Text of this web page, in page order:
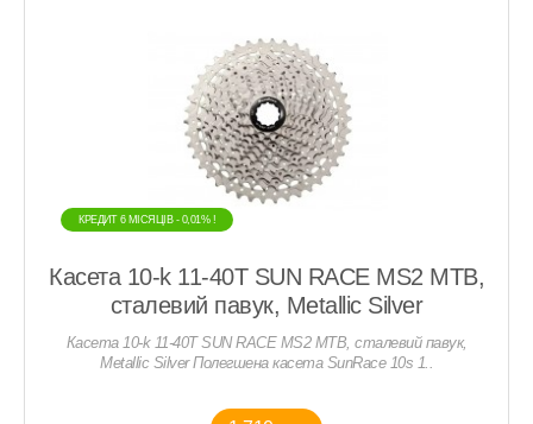
КРЕДИТ 6 МIСЯЦIВ - 0,01% !
Касета 10-k 11-40T SUN RACE MS2 MTB,
сталевий павук, Metallic Silver
Касета 10-k 11-40T SUN RACE MS2 MTB, сталевий павук,
Metallic Silver Полегшена касета SunRace 10s 1..